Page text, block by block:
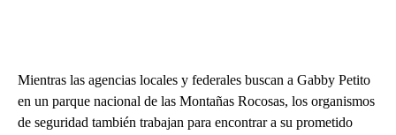
Mientras las agencias locales y federales buscan a Gabby Petito
en un parque nacional de las Montañas Rocosas, los organismos
de seguridad también trabajan para encontrar a su prometido